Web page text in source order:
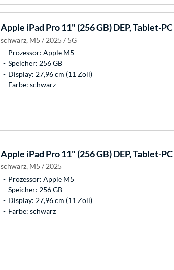
Apple iPad Pro 11" (256 GB) DEP, Tablet-PC
schwarz, M5 / 2025 / 5G
Prozessor: Apple M5
Speicher: 256 GB
Display: 27,96 cm (11 Zoll)
Farbe: schwarz
Apple iPad Pro 11" (256 GB) DEP, Tablet-PC
schwarz, M5 / 2025
Prozessor: Apple M5
Speicher: 256 GB
Display: 27,96 cm (11 Zoll)
Farbe: schwarz